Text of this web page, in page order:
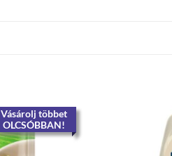
Vásárolj többet
OLCSÓBBAN!